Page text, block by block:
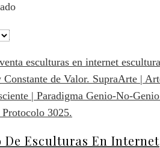
Esculturas En